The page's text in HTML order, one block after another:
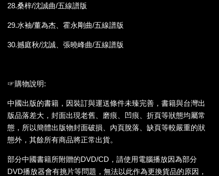
28.桑梓/沈誠曲/五線譜版
29.水袖/董為杰、霍永剛曲/五線譜版
30.撼庭秋/沈誠、張曉峰曲/五線譜版
☞購物說明:
中國出版的書籍，因裝訂與運送條件未臻完善，書籍與台灣出
版品落差大，封面出現老舊、磨痕、凹痕、折頁等狀態均屬常
態，所以簡體出版物封面破損、內頁脫落、缺頁等較嚴重的狀
態外，其餘所有商品將正常出貨。
部分中國書籍所附贈的DVD/CD，請使用電腦播放因為部分
DVD播放器會有挑片等問題，無法以此作為更換貨品的原因，